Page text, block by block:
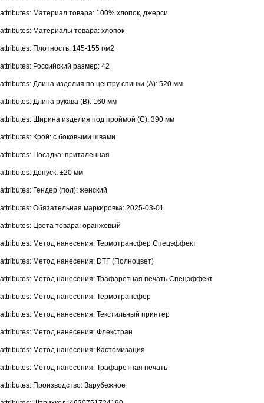
attributes: Материал товара: 100% хлопок, джерси
attributes: Материалы товара: хлопок
attributes: Плотность: 145-155 г/м2
attributes: Российский размер: 42
attributes: Длина изделия по центру спинки (A): 520 мм
attributes: Длина рукава (B): 160 мм
attributes: Ширина изделия под проймой (С): 390 мм
attributes: Крой: с боковыми швами
attributes: Посадка: приталенная
attributes: Допуск: ±20 мм
attributes: Гендер (пол): женский
attributes: Обязательная маркировка: 2025-03-01
attributes: Цвета товара: оранжевый
attributes: Метод нанесения: Термотрансфер Спецэффект
attributes: Метод нанесения: DTF (Полноцвет)
attributes: Метод нанесения: Трафаретная печать Спецэффект
attributes: Метод нанесения: Термотрансфер
attributes: Метод нанесения: Текстильный принтер
attributes: Метод нанесения: Флекстран
attributes: Метод нанесения: Кастомизация
attributes: Метод нанесения: Трафаретная печать
attributes: Производство: Зарубежное